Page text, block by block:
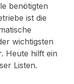
benötigten
ist die
wichtigsten
Heute hilft ein
Listen.